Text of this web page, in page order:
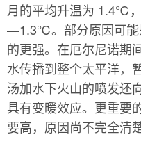
月的平均升温为 1.4℃
—1.3℃。部分原因可能
的更强。在厄尔尼诺期
水传播到整个太平洋，
汤加水下火山的喷发还
具有变暖效应。更重要
要高，原因尚不完全清楚